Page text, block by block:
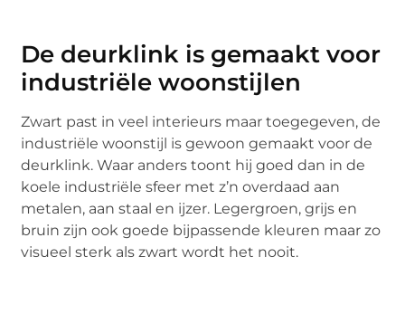
De deurklink is gemaakt voor
industriële woonstijlen
Zwart past in veel interieurs maar toegegeven, de
industriële woonstijl is gewoon gemaakt voor de
deurklink. Waar anders toont hij goed dan in de
koele industriële sfeer met z’n overdaad aan
metalen, aan staal en ijzer. Legergroen, grijs en
bruin zijn ook goede bijpassende kleuren maar zo
visueel sterk als zwart wordt het nooit.